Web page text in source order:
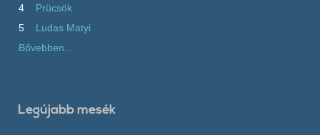
4
Prücsök
5
Ludas Matyi
Bővebben...
Legújabb mesék